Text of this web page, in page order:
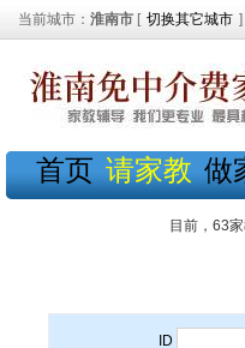
当前城市： 淮南市 [ 切换其它城市
首页 请家教 做
目前，63
ID